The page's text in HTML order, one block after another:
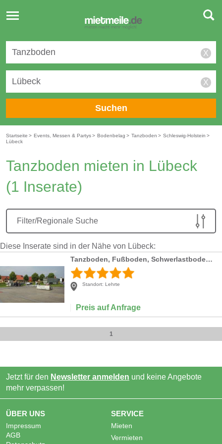
Toggle
navigation
X
X
Suchen
Startseite > Events, Messen & Partys> Bodenbelag > Tanzboden > Schleswig-Holstein >
Lübeck
Tanzboden mieten in Lübeck
(1 Inserate)
Filter/Regionale Suche
Diese Inserate sind in der Nähe von Lübeck:
Tanzboden, Fußboden, Schwerlastboden, Zeltboden
Standort: Lehrte
Preis auf Anfrage
1
Jetzt für den Newsletter anmelden und keine Angebote
mehr verpassen!
ÜBER UNS
Impressum
AGB
SERVICE
Mieten
Vermieten